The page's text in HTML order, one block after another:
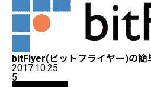
bitFlyer(ビットフライヤー)の簡
2017.10.25
5